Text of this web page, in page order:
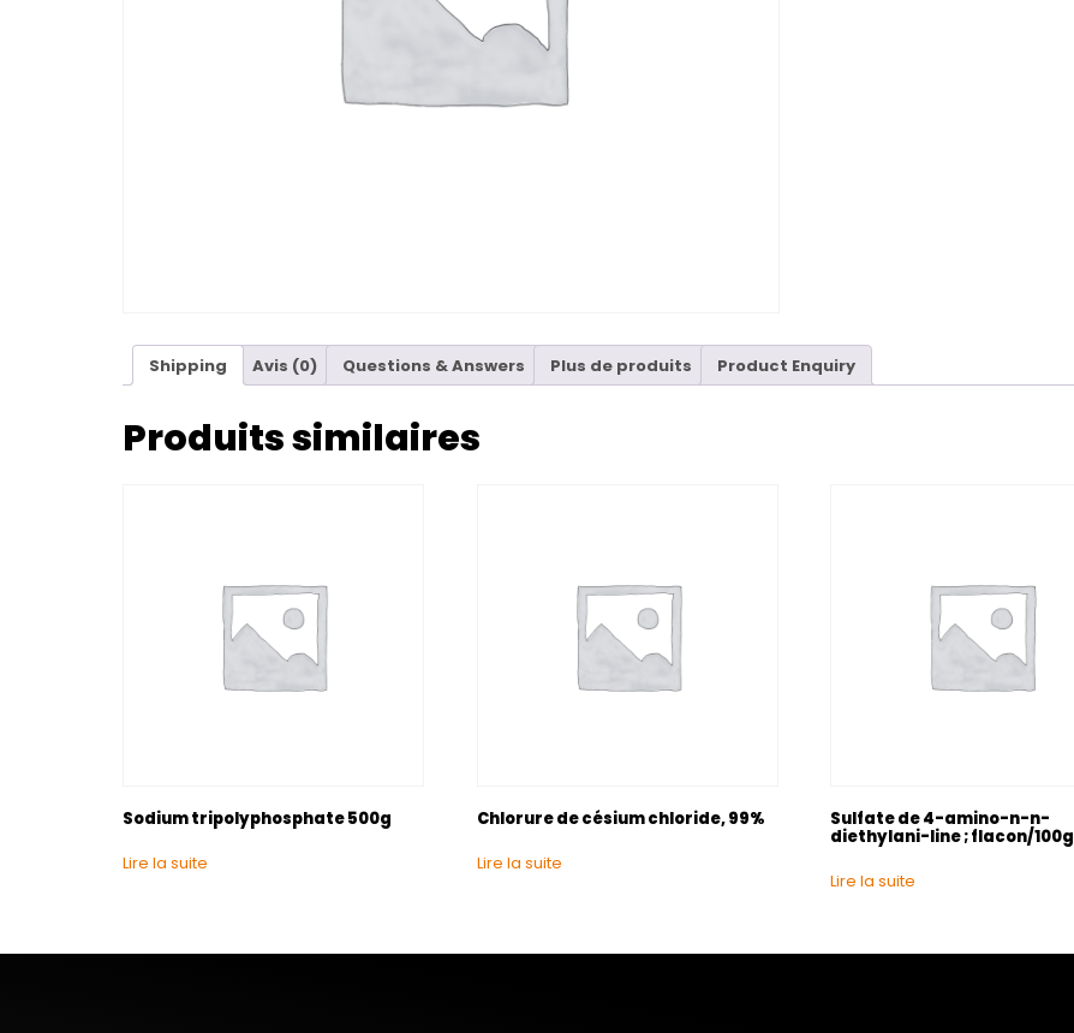
Shipping Avis (0) Questions & Answers Plus de produits Product Enquiry
Produits similaires
Sodium tripolyphosphate 500g
Lire la suite
Chlorure de césium chloride, 99%
Lire la suite
Sulfate de 4-amino-n-n-
diethylani-line ; flacon/100g
Lire la suite